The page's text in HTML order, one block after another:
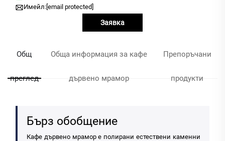
Имейл: [email protected]
Заявка
Общ
преглед
Обща информация за кафе
дървено мрамор
Препоръчани
продукти
Бърз обобщение
Кафе дървено мрамор е полирани естествени каменни